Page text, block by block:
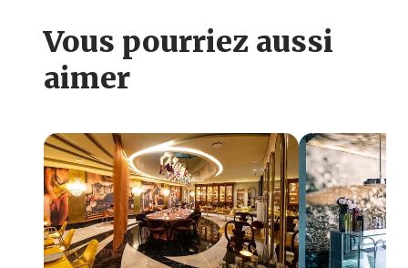
Vous pourriez aussi
aimer